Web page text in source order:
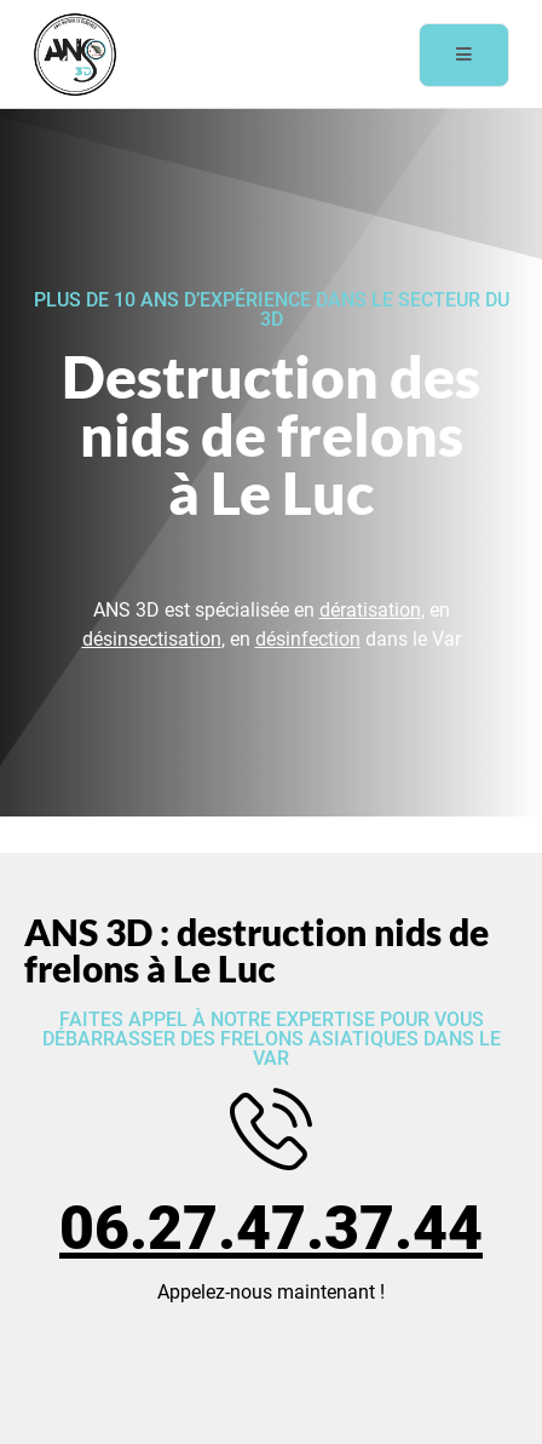
PLUS DE 10 ANS D’EXPÉRIENCE DANS LE SECTEUR DU
3D
Destruction des
nids de frelons
à Le Luc
ANS 3D est spécialisée en dératisation, en
désinsectisation, en désinfection dans le Var
ANS 3D : destruction nids de
frelons à Le Luc
FAITES APPEL À NOTRE EXPERTISE POUR VOUS
DÉBARRASSER DES FRELONS ASIATIQUES DANS LE
VAR
06.27.47.37.44
Appelez-nous maintenant !